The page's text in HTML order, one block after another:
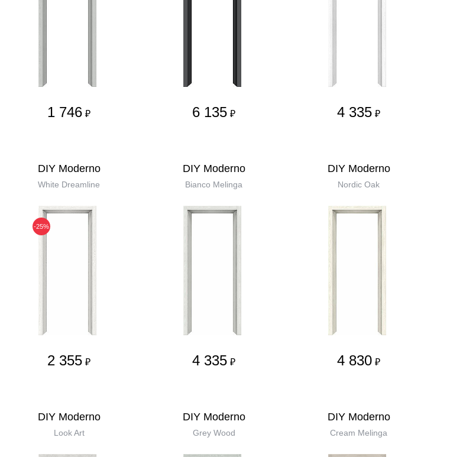
1 746 ₽ 6 135 ₽ 4 335 ₽
DIY Moderno
White Dreamline
-25%
2 355 ₽
DIY Moderno
Bianco Melinga
4 335 ₽
DIY Moderno
Nordic Oak
4 830 ₽
DIY Moderno
Look Art
DIY Moderno
Grey Wood
DIY Moderno
Cream Melinga